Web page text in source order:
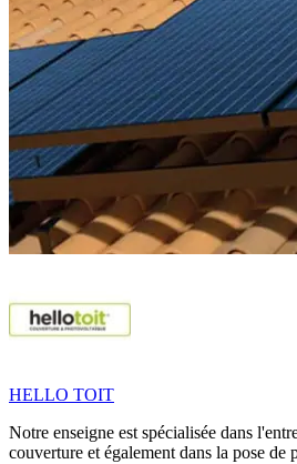
HELLO TOIT
Notre enseigne est spécialisée dans
couverture et également dans la pose de